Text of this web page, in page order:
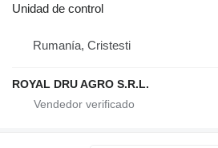
Unidad de control
Rumanía, Cristesti
ROYAL DRU AGRO S.R.L.